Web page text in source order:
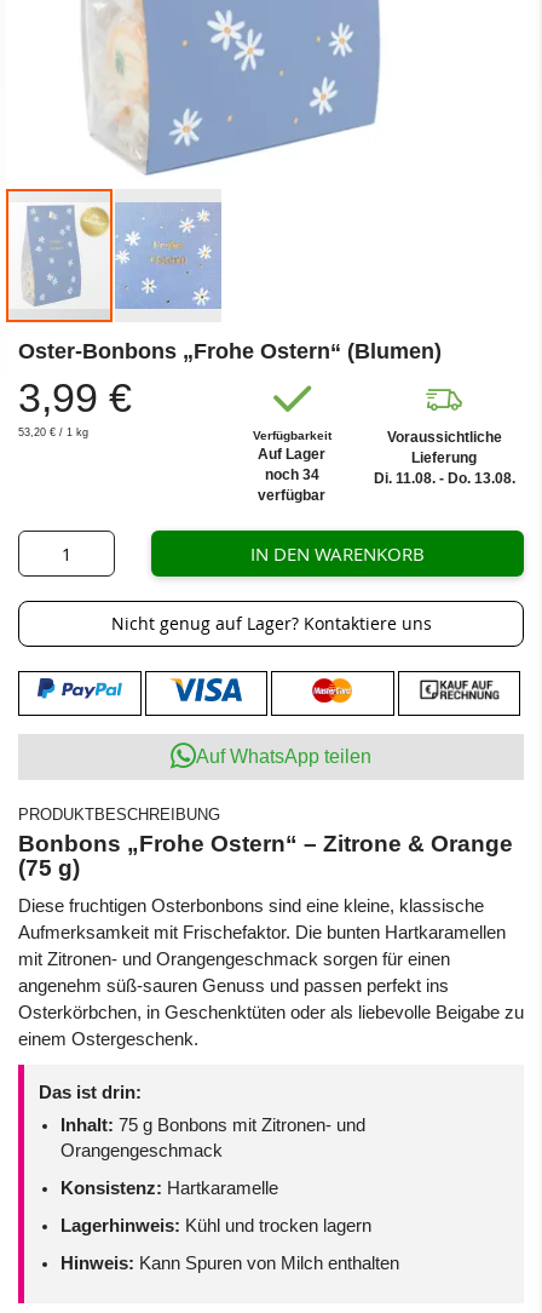
Anfang
Bildergalerie
springen
Oster-Bonbons „Frohe Ostern“ (Blumen)
3,99 €
53,20 € / 1 kg Verfügbarkeit
Auf Lager
noch 34
verfügbar
Voraussichtliche
Lieferung
Di. 11.08. - Do. 13.08.
IN DEN WARENKORB
Nicht genug auf Lager? Kontaktiere uns
Auf WhatsApp teilen
PRODUKTBESCHREIBUNG
Bonbons „Frohe Ostern“ – Zitrone & Orange
(75 g)
Diese fruchtigen Osterbonbons sind eine kleine, klassische
Aufmerksamkeit mit Frischefaktor. Die bunten Hartkaramellen
mit Zitronen- und Orangengeschmack sorgen für einen
angenehm süß-sauren Genuss und passen perfekt ins
Osterkörbchen, in Geschenktüten oder als liebevolle Beigabe zu
einem Ostergeschenk.
Das ist drin:
Inhalt: 75 g Bonbons mit Zitronen- und
Orangengeschmack
Konsistenz: Hartkaramelle
Lagerhinweis: Kühl und trocken lagern
Hinweis: Kann Spuren von Milch enthalten